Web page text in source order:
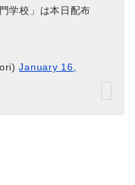
学校」は本日配布
January 16,